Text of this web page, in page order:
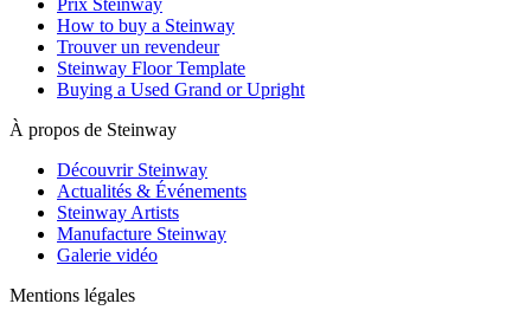
How to buy a Steinway
Trouver un revendeur
Steinway Floor Template
Buying a Used Grand or Upright
À propos de Steinway
Découvrir Steinway
Actualités & Événements
Steinway Artists
Manufacture Steinway
Galerie vidéo
Mentions légales